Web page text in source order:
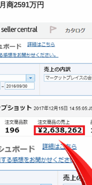
月商2591万円